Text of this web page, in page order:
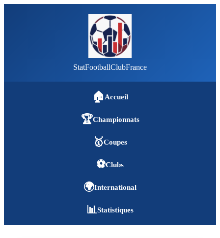
StatFootballClubFrance
🏠 Accueil
🏆Championnats
🥇Coupes
⚽Clubs
🌍International
📊Statistiques